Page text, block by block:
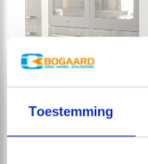
Toestemming